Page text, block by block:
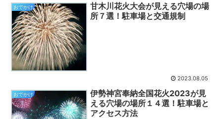
おでかけ
甘木川花火大会が見える穴場の場
所７選！駐車場と交通規制
2023.08.05
おでかけ
伊勢神宮奉納全国花火2023が見
える穴場の場所１４選！駐車場と
アクセス方法